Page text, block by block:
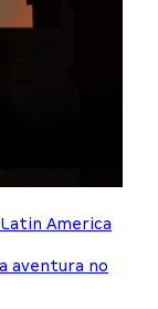
America
aventura no